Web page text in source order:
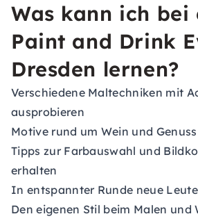
Was kann ich bei
Paint and Drink
Dresden lernen?
Verschiedene Maltechniken mit
ausprobieren
Motive rund um Wein und
Tipps zur Farbauswahl und
erhalten
In entspannter Runde neue
Den eigenen Stil beim Malen und